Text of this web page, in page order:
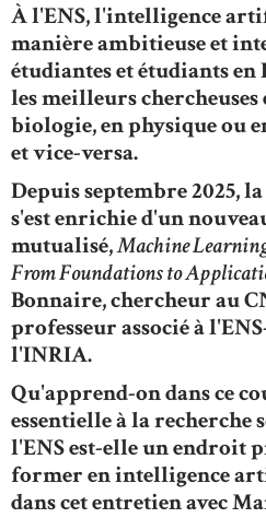
À l'ENS, l'intelligence
manière ambitieuse et
étudiantes et étudiants
les meilleurs chercheuses
biologie, en physique ou
et vice-versa.
Depuis septembre 2025,
s'est enrichie d'un
mutualisé,Machine
From Foundations to
Bonnaire, chercheur au
professeur associé à
l'INRIA.
Qu'apprend-on dans ce
essentielle à la recherche
l'ENS est-elle un endroit
former en intelligence
dans cet entretien avec